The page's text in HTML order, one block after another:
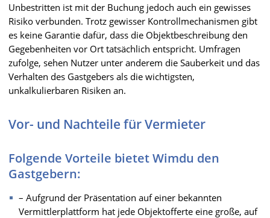
Unbestritten ist mit der Buchung jedoch auch ein gewisses
Risiko verbunden. Trotz gewisser Kontrollmechanismen gibt
es keine Garantie dafür, dass die Objektbeschreibung den
Gegebenheiten vor Ort tatsächlich entspricht. Umfragen
zufolge, sehen Nutzer unter anderem die Sauberkeit und das
Verhalten des Gastgebers als die wichtigsten,
unkalkulierbaren Risiken an.
Vor- und Nachteile für Vermieter
Folgende Vorteile bietet Wimdu den
Gastgebern:
– Aufgrund der Präsentation auf einer bekannten
Vermittlerplattform hat jede Objektofferte eine große, auf